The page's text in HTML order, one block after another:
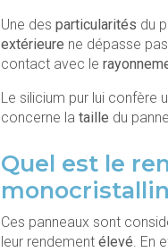
Une des particularités du
extérieure ne dépasse
contact avec le
Le silicium pur lui confère
concerne la taille du
Quel est le
Ces panneaux sont
leur rendement élevé. En